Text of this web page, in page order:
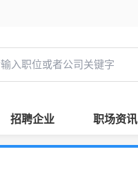
招聘企业 职场资讯